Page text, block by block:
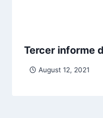
Tercer informe
August 12, 2021